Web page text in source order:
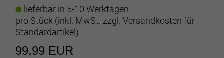
lieferbar in 5-10 Werktagen
pro Stück (inkl. MwSt. zzgl. Versandkosten für
Standardartikel)
99,99 EUR